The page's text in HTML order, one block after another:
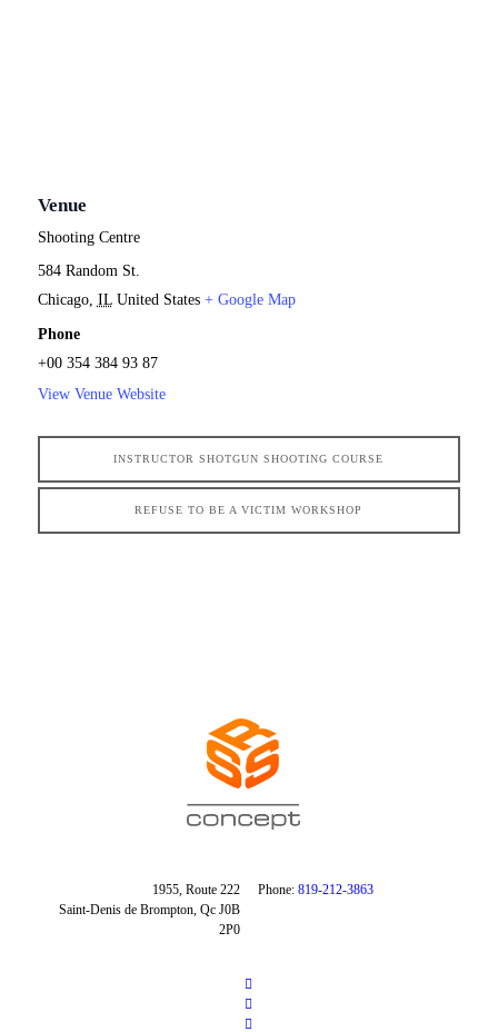
Venue
Shooting Centre
584 Random St.
Chicago, IL United States + Google Map
Phone
+00 354 384 93 87
View Venue Website
INSTRUCTOR SHOTGUN SHOOTING COURSE
REFUSE TO BE A VICTIM WORKSHOP
Phone: 819-212-3863
1955, Route 222
Saint-Denis de Brompton, Qc J0B
2P0